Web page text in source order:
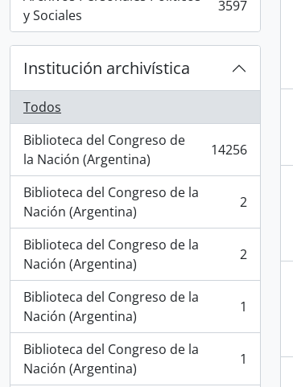
y Sociales
, 3597 resultados 3597
Institución archivística
Todos
Biblioteca del Congreso de
la Nación (Argentina)
, 14256 resultados 14256
Biblioteca del Congreso de la
Nación (Argentina)
, 2 resultados 2
Biblioteca del Congreso de la
Nación (Argentina)
, 2 resultados 2
Biblioteca del Congreso de la
Nación (Argentina)
, 1 resultados 1
Biblioteca del Congreso de la
Nación (Argentina)
, 1 resultados 1